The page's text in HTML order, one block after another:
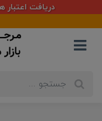
دریافت اعتبار